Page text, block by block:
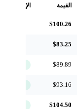
القيمة الإشارة
$100.26
$83.25
$89.89
$93.16
$104.50